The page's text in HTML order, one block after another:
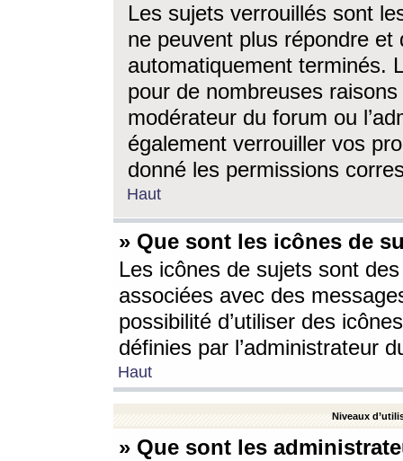
Les sujets verrouillés sont
ne peuvent plus répondre
automatiquement terminés.
pour de nombreuses
modérateur du forum ou
également verrouiller vos
donné les permissions
Haut
» Que sont les icônes de
Les icônes de sujets sont
associées avec des
possibilité d’utiliser des
définies par l’administrateur
Haut
Niveaux
» Que sont les